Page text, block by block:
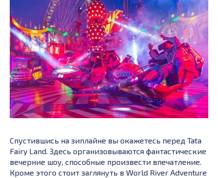
Спустившись на зиплайне вы окажетесь перед Tata
Fairy Land. Здесь организовываются фантастические
вечерние шоу, способные произвести впечатление.
Кроме этого стоит заглянуть в World River Adventure